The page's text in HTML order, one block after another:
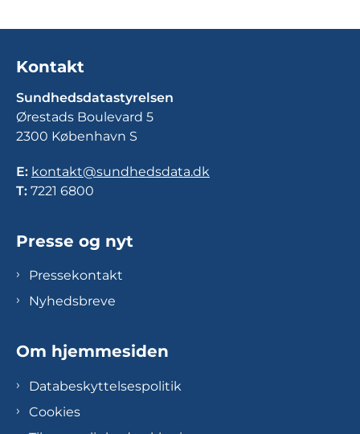
Kontakt
Sundhedsdatastyrelsen
Ørestads Boulevard 5
2300 København S
E: kontakt@sundhedsdata.dk
T: 7221 6800
Presse og nyt
Pressekontakt
Nyhedsbreve
Om hjemmesiden
Databeskyttelsespolitik
Cookies